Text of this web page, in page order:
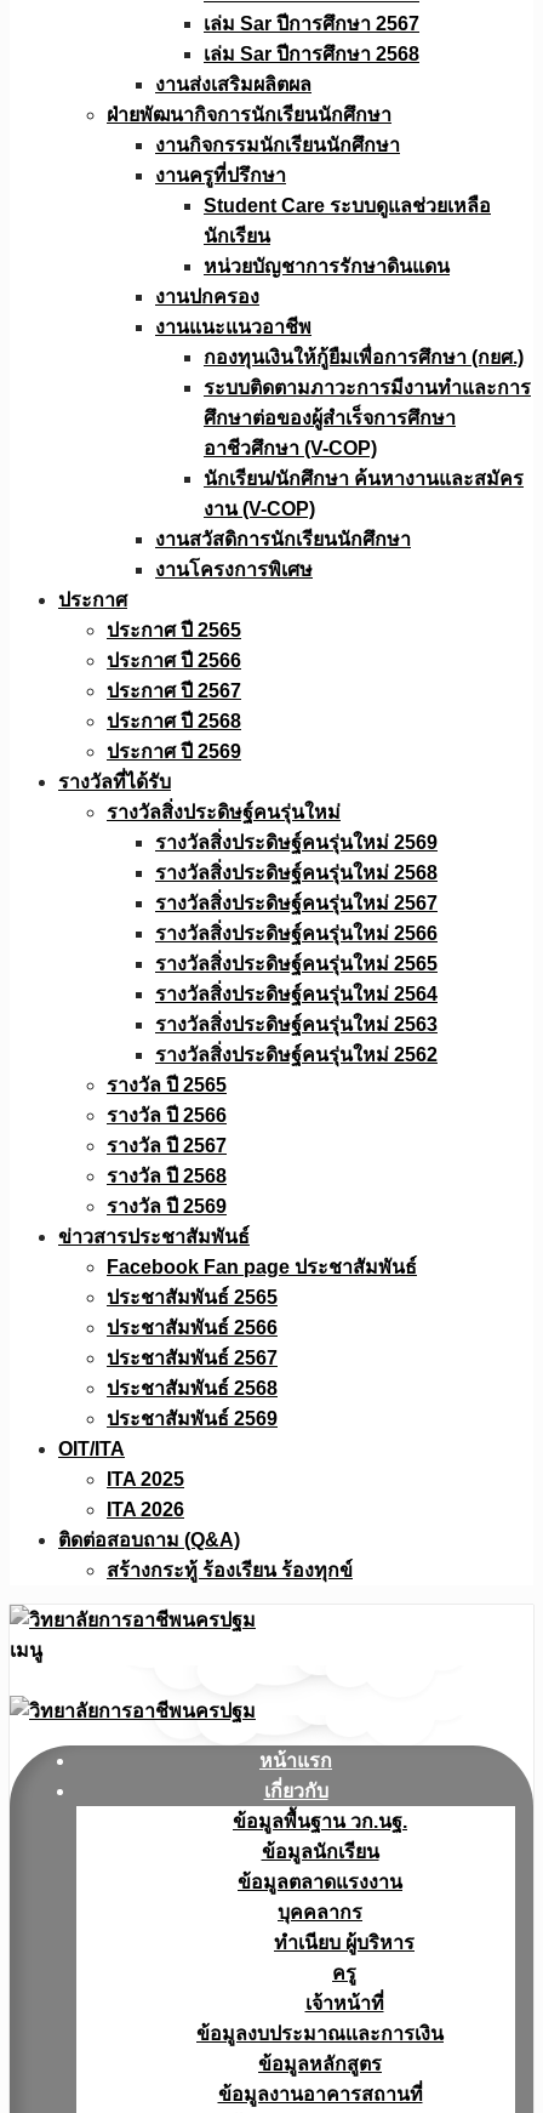
เล่ม Sar ปีการศึกษา 2567
เล่ม Sar ปีการศึกษา 2568
งานส่งเสริมผลิตผล
ฝ่ายพัฒนากิจการนักเรียนนักศึกษา
งานกิจกรรมนักเรียนนักศึกษา
งานครูที่ปรึกษา
Student Care ระบบดูแลช่วยเหลือ
นักเรียน
หน่วยบัญชาการรักษาดินแดน
งานปกครอง
งานแนะแนวอาชีพ
กองทุนเงินให้กู้ยืมเพื่อการศึกษา (กยศ.)
ระบบติดตามภาวะการมีงานทำและการ
ศึกษาต่อของผู้สำเร็จการศึกษา
อาชีวศึกษา (V-COP)
นักเรียน/นักศึกษา ค้นหางานและสมัคร
งาน (V-COP)
งานสวัสดิการนักเรียนนักศึกษา
งานโครงการพิเศษ
ประกาศ
ประกาศ ปี 2565
ประกาศ ปี 2566
ประกาศ ปี 2567
ประกาศ ปี 2568
ประกาศ ปี 2569
รางวัลที่ได้รับ
รางวัลสิ่งประดิษฐ์คนรุ่นใหม่
รางวัลสิ่งประดิษฐ์คนรุ่นใหม่ 2569
รางวัลสิ่งประดิษฐ์คนรุ่นใหม่ 2568
รางวัลสิ่งประดิษฐ์คนรุ่นใหม่ 2567
รางวัลสิ่งประดิษฐ์คนรุ่นใหม่ 2566
รางวัลสิ่งประดิษฐ์คนรุ่นใหม่ 2565
รางวัลสิ่งประดิษฐ์คนรุ่นใหม่ 2564
รางวัลสิ่งประดิษฐ์คนรุ่นใหม่ 2563
รางวัลสิ่งประดิษฐ์คนรุ่นใหม่ 2562
รางวัล ปี 2565
รางวัล ปี 2566
รางวัล ปี 2567
รางวัล ปี 2568
รางวัล ปี 2569
ข่าวสารประชาสัมพันธ์
Facebook Fan page ประชาสัมพันธ์
ประชาสัมพันธ์ 2565
ประชาสัมพันธ์ 2566
ประชาสัมพันธ์ 2567
ประชาสัมพันธ์ 2568
ประชาสัมพันธ์ 2569
OIT/ITA
ITA 2025
ITA 2026
ติดต่อสอบถาม (Q&A)
สร้างกระทู้ ร้องเรียน ร้องทุกข์
เมนู
หน้าแรก
เกี่ยวกับ
ข้อมูลพื้นฐาน วก.นฐ.
ข้อมูลนักเรียน
ข้อมูลตลาดแรงงาน
บุคคลากร
ทำเนียบ ผู้บริหาร
ครู
เจ้าหน้าที่
ข้อมูลงบประมาณเเละการเงิน
ข้อมูลหลักสูตร
ข้อมูลงานอาคารสถานที่